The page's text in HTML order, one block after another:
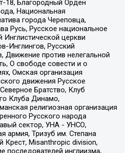
18, Благородный Орден
Национальная
города Череповца,
Русь, Русское национальное
Инглистической церкви
Инглингов, Русский
против нелегальной
О свободе совести и о
Омская организация
движения Русское
Братство, Клуб
Клуба Динамо,
религиозная организация
Русского народа
сектор, УНА - УНСО,
армия, Тризуб им. Степана
Крест, Misanthropic division,
последователей инглиизма,